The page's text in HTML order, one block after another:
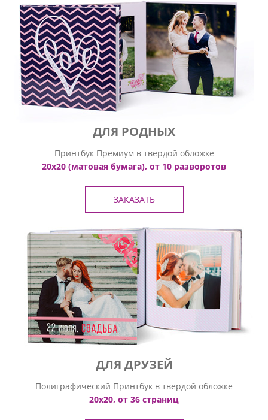
ДЛЯ РОДНЫХ
Принтбук Премиум в твердой обложке
20х20 (матовая бумага), от 10 разворотов
ЗАКАЗАТЬ
ДЛЯ ДРУЗЕЙ
Полиграфический Принтбук в твердой обложке
20х20, от 36 страниц